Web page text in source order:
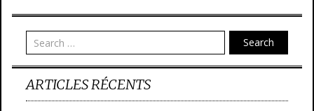
o
o
k
er
Search
ARTICLES RÉCENTS